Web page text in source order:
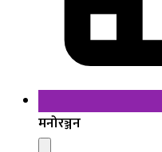
मनोरञ्जन